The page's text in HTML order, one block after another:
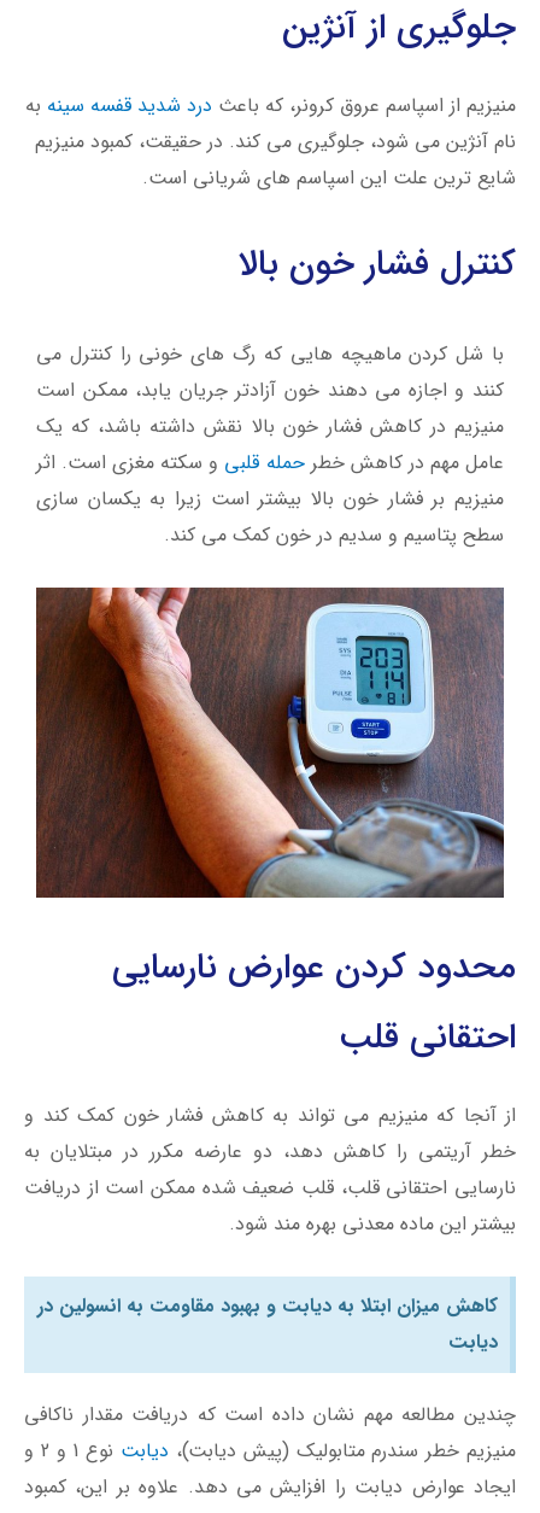
جلوگیری از آنژین
منیزیم از اسپاسم عروق کرونر، که باعث درد شدید قفسه سینه به
نام آنژین می شود، جلوگيرى مي كند. در حقیقت، کمبود منیزیم
شایع ترین علت این اسپاسم های شریانی است.
كنترل فشار خون بالا
با شل کردن ماهیچه هایی که رگ های خونی را کنترل می
کنند و اجازه می دهند خون آزادتر جریان یابد، ممکن است
منیزیم در کاهش فشار خون بالا نقش داشته باشد، که یک
عامل مهم در کاهش خطرحمله قلبی و سکته مغزی است. اثر
منیزیم بر فشار خون بالا بیشتر است زیرا به یکسان سازی
سطح پتاسیم و سدیم در خون کمک می کند.
محدود كردن عوارض نارسایی
احتقانی قلب
از آنجا که منیزیم می تواند به کاهش فشار خون کمک کند و
خطر آریتمی را کاهش دهد، دو عارضه مکرر در مبتلایان به
نارسایی احتقانی قلب، قلب ضعیف شده ممکن است از دریافت
بیشتر این ماده معدنی بهره مند شود.
کاهش میزان ابتلا به دیابت و بهبود مقاومت به انسولین در
ديابت
چندین مطالعه مهم نشان داده است که دریافت مقدار ناکافی
منیزیم خطر سندرم متابولیک (پیش دیابت)، دیابت
نوع 1 و 2 و
ایجاد عوارض دیابت را افزایش می دهد. علاوه بر این، کمبود